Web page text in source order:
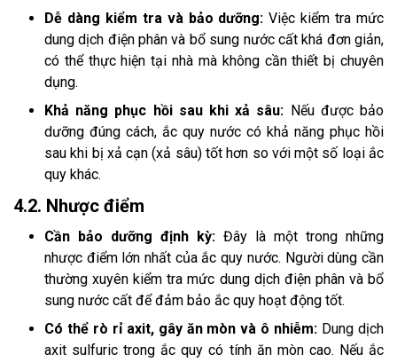
Dễ dàng kiểm tra và bảo dưỡng: Việc kiểm tra mức
dung dịch điện phân và bổ sung nước cất khá đơn giản,
có thể thực hiện tại nhà mà không cần thiết bị chuyên
dụng.
Khả năng phục hồi sau khi xả sâu: Nếu được bảo
dưỡng đúng cách, ắc quy nước có khả năng phục hồi
sau khi bị xả cạn (xả sâu) tốt hơn so với một số loại ắc
quy khác.
4.2. Nhược điểm
Cần bảo dưỡng định kỳ: Đây là một trong những
nhược điểm lớn nhất của ắc quy nước. Người dùng cần
thường xuyên kiểm tra mức dung dịch điện phân và bổ
sung nước cất để đảm bảo ắc quy hoạt động tốt.
Có thể rò rỉ axit, gây ăn mòn và ô nhiễm: Dung dịch
axit sulfuric trong ắc quy có tính ăn mòn cao. Nếu ắc